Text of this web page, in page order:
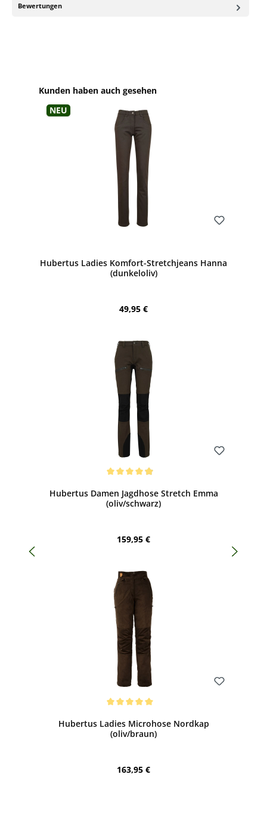
Bewertungen
Produktgalerie überspringen
Kunden haben auch gesehen
Neu
Hubertus Ladies Komfort-Stretchjeans Hanna
(dunkeloliv)
Regulärer Preis:
49,95 €
Hubertus Damen Jagdhose Stretch Emma
(oliv/schwarz)
Regulärer Preis:
159,95 €
Hubertus Ladies Microhose Nordkap
(oliv/braun)
Regulärer Preis:
163,95 €